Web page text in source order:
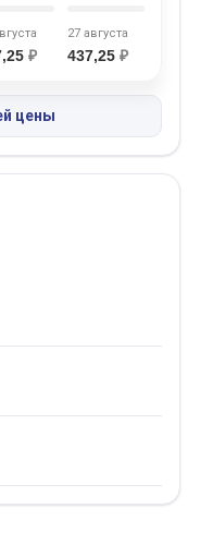
₽
27 августа
437,25 ₽
цены
25
51